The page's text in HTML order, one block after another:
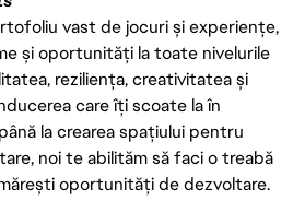
vast de jocuri și experiențe,
și oportunități la toate nivelurile
reziliența, creativitatea și
care îți scoate la în
la crearea spațiului pentru
noi te abilităm să faci o treabă
oportunități de dezvoltare.